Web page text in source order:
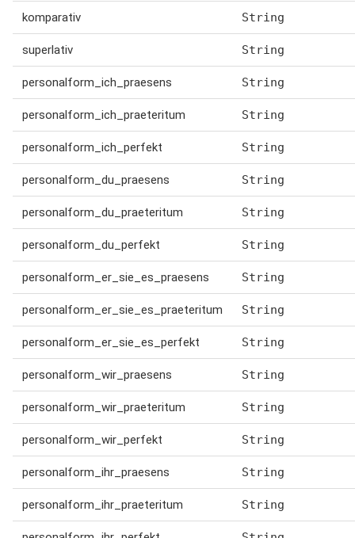
komparativ String
superlativ String
personalform_ich_praesens String
personalform_ich_praeteritum String
personalform_ich_perfekt String
personalform_du_praesens String
personalform_du_praeteritum String
personalform_du_perfekt String
personalform_er_sie_es_praesens String
personalform_er_sie_es_praeteritum String
personalform_er_sie_es_perfekt String
personalform_wir_praesens String
personalform_wir_praeteritum String
personalform_wir_perfekt String
personalform_ihr_praesens String
personalform_ihr_praeteritum String